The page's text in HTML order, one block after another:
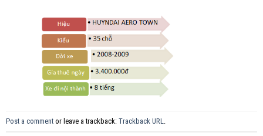
Post a comment or leave a trackback: Trackback URL